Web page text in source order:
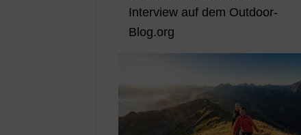
Interview auf dem Outdoor-
Blog.org